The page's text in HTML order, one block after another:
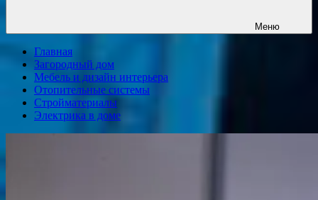
Меню
Главная
Загородный дом
Мебель и дизайн интерьера
Отопительные системы
Стройматериалы
Электрика в доме